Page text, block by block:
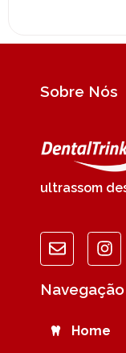
Sobre Nós
ultrassom
Navegação
Home